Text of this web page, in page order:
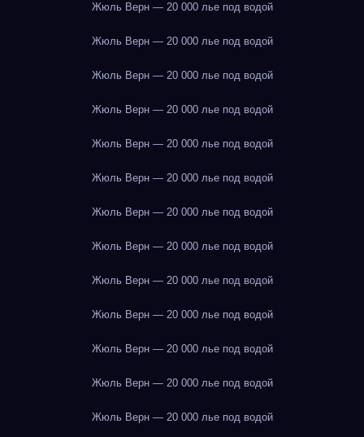
Жюль Верн — 20 000 лье под водой
Жюль Верн — 20 000 лье под водой
Жюль Верн — 20 000 лье под водой
Жюль Верн — 20 000 лье под водой
Жюль Верн — 20 000 лье под водой
Жюль Верн — 20 000 лье под водой
Жюль Верн — 20 000 лье под водой
Жюль Верн — 20 000 лье под водой
Жюль Верн — 20 000 лье под водой
Жюль Верн — 20 000 лье под водой
Жюль Верн — 20 000 лье под водой
Жюль Верн — 20 000 лье под водой
Жюль Верн — 20 000 лье под водой